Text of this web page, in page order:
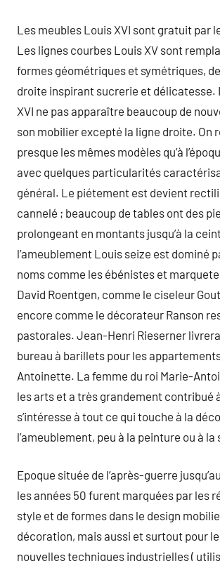
Les meubles Louis XVI sont gratuit par
Les lignes courbes Louis XV sont
formes géométriques et symétriques,
droite inspirant sucrerie et délicatesse.
XVI ne pas apparaître beaucoup de
son mobilier excepté la ligne droite. On
presque les mêmes modèles qu’à
avec quelques particularités
général. Le piétement est devient
cannelé ; beaucoup de tables ont des
prolongeant en montants jusqu’à la
l’ameublement Louis seize est dominé
noms comme les ébénistes et
David Roentgen, comme le ciseleur
encore comme le décorateur Ranson
pastorales. Jean-Henri Rieserner
bureau à barillets pour les
Antoinette. La femme du roi Marie-
les arts et a très grandement contribué
s’intéresse à tout ce qui touche à la
l’ameublement, peu à la peinture ou à
Epoque située de l’après-guerre
les années 50 furent marquées par les
style et de formes dans le design
décoration, mais aussi et surtout pour
nouvelles techniques industrielles (